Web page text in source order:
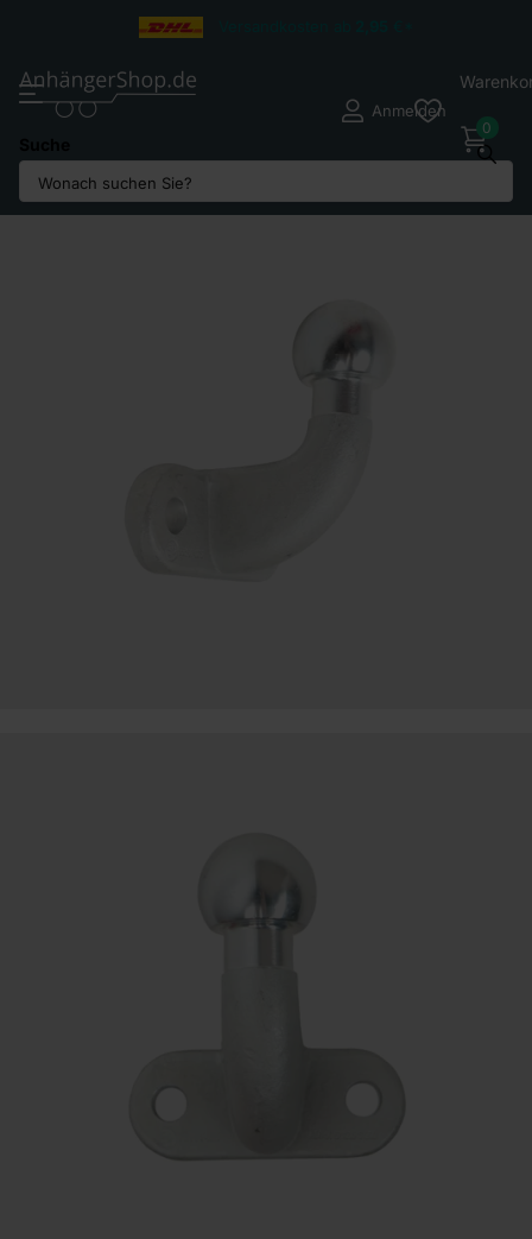
Anmelden
0
Teilen Sie